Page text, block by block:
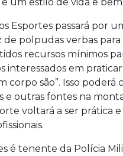
Esportes passará por
polpudas verbas para
recursos mínimos
interessados em
corpo são”. Isso
e outras fontes na
voltará a ser prática
é tenente da Polícia